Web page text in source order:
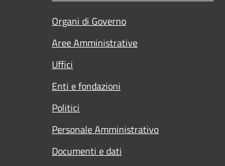
Organi di Governo
Aree Amministrative
Uffici
Enti e fondazioni
Politici
Personale Amministrativo
Documenti e dati